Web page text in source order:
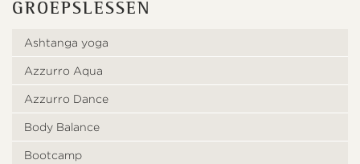
GROEPSLESSEN
Ashtanga yoga
Azzurro Aqua
Azzurro Dance
Body Balance
Bootcamp